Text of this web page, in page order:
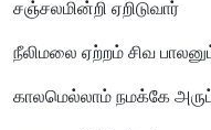
சஞ்சலமின்றி ஏறிடுவார்
நீலிமலை ஏற்றம் சிவ
காலமெல்லாம் நமக்கே அருட்